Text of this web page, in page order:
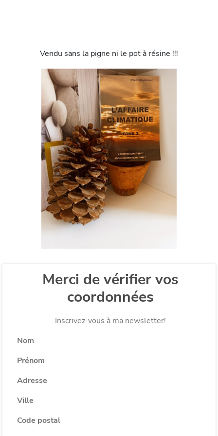
Vendu sans la pigne ni le pot à résine !!!
Merci de vérifier vos
coordonnées
Inscrivez-vous à ma newsletter!
Nom
Prénom
Adresse
Ville
Code postal